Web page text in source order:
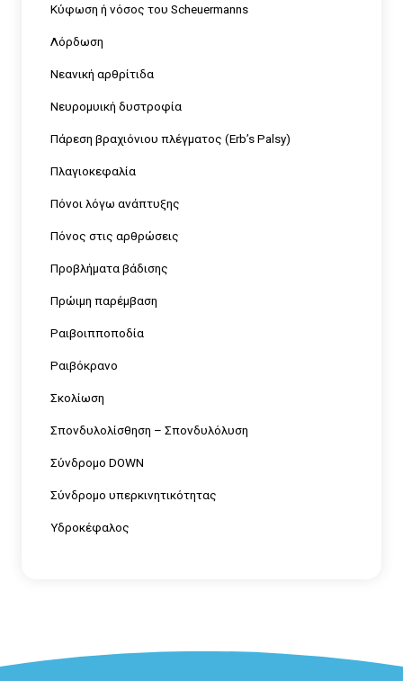
Κύφωση ή νόσος του Scheuermanns
Λόρδωση
Νεανική αρθρίτιδα
Νευρομυική δυστροφία
Πάρεση βραχιόνιου πλέγματος (Erb’s Palsy)
Πλαγιοκεφαλία
Πόνοι λόγω ανάπτυξης
Πόνος στις αρθρώσεις
Προβλήματα βάδισης
Πρώιμη παρέμβαση
Ραιβοιπποποδία
Ραιβόκρανο
Σκολίωση
Σπονδυλολίσθηση – Σπονδυλόλυση
Σύνδρομο DOWN
Σύνδρομο υπερκινητικότητας
Υδροκέφαλος